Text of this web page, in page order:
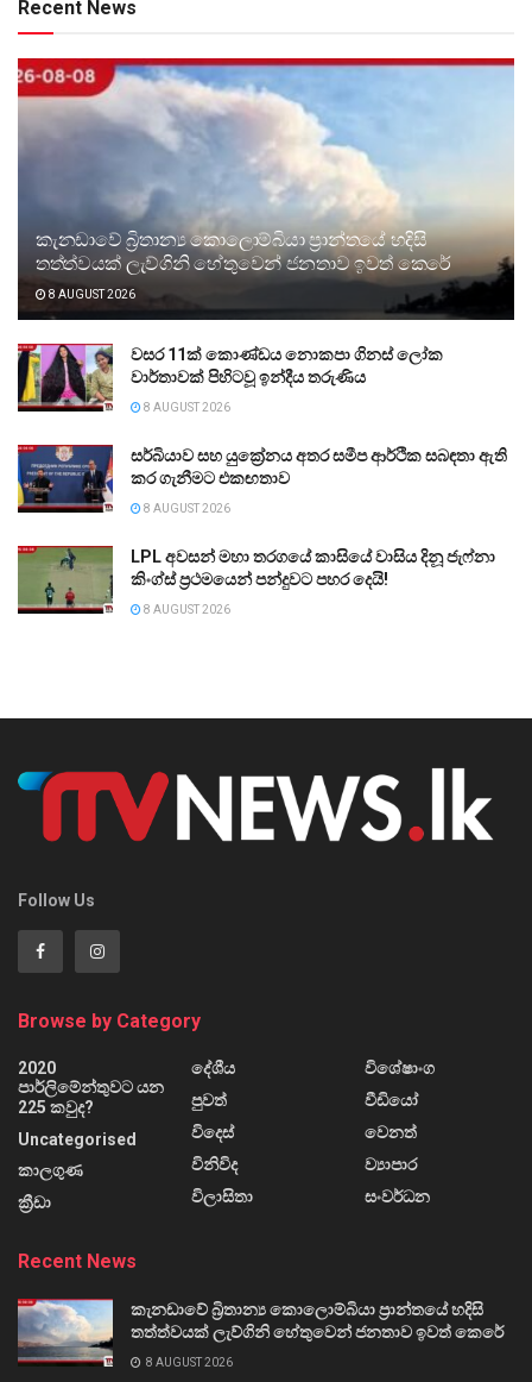
Recent News
කැනඩාවේ බ්‍රිතාන්‍ය කොලොම්බියා ප්‍රාන්තයේ හදිසි
තත්ත්වයක් ලැව්ගිනි හේතුවෙන් ජනතාව ඉවත් කෙරේ
8 AUGUST 2026
වසර 11ක් කොණ්ඩය නොකපා ගිනස් ලෝක
වාර්තාවක් පිහිටවූ ඉන්දීය තරුණිය
8 AUGUST 2026
සර්බියාව සහ යුක්‍රේනය අතර සමීප ආර්ථික සබඳතා ඇති
කර ගැනීමට එකඟතාව
8 AUGUST 2026
LPL අවසන් මහා තරගයේ කාසියේ වාසිය දිනූ ජැෆ්නා
කිංග්ස් ප්‍රථමයෙන් පන්දුවට පහර දෙයි!
8 AUGUST 2026
Follow Us
Browse by Category
2020
පාර්ලිමේන්තුවට යන
225 කවුද?
Uncategorised
කාලගුණ
ක්‍රීඩා
දේශීය
පුවත්
විදෙස්
විනිවිද
විලාසිතා
විශේෂාංග
වීඩියෝ
වෙනත්
ව්‍යාපාර
සංවර්ධන
Recent News
කැනඩාවේ බ්‍රිතාන්‍ය කොලොම්බියා ප්‍රාන්තයේ හදිසි
තත්ත්වයක් ලැව්ගිනි හේතුවෙන් ජනතාව ඉවත් කෙරේ
8 AUGUST 2026